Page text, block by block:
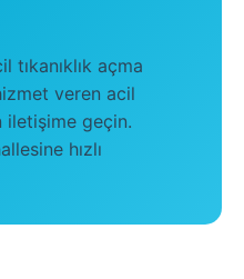
açma
veren acil
iletişime geçin.
hızlı